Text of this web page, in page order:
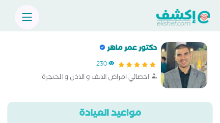
دكتور عمر ماهر
230
اخصائي امراض الانف و الاذن و الحنجرة
مواعيد العيادة